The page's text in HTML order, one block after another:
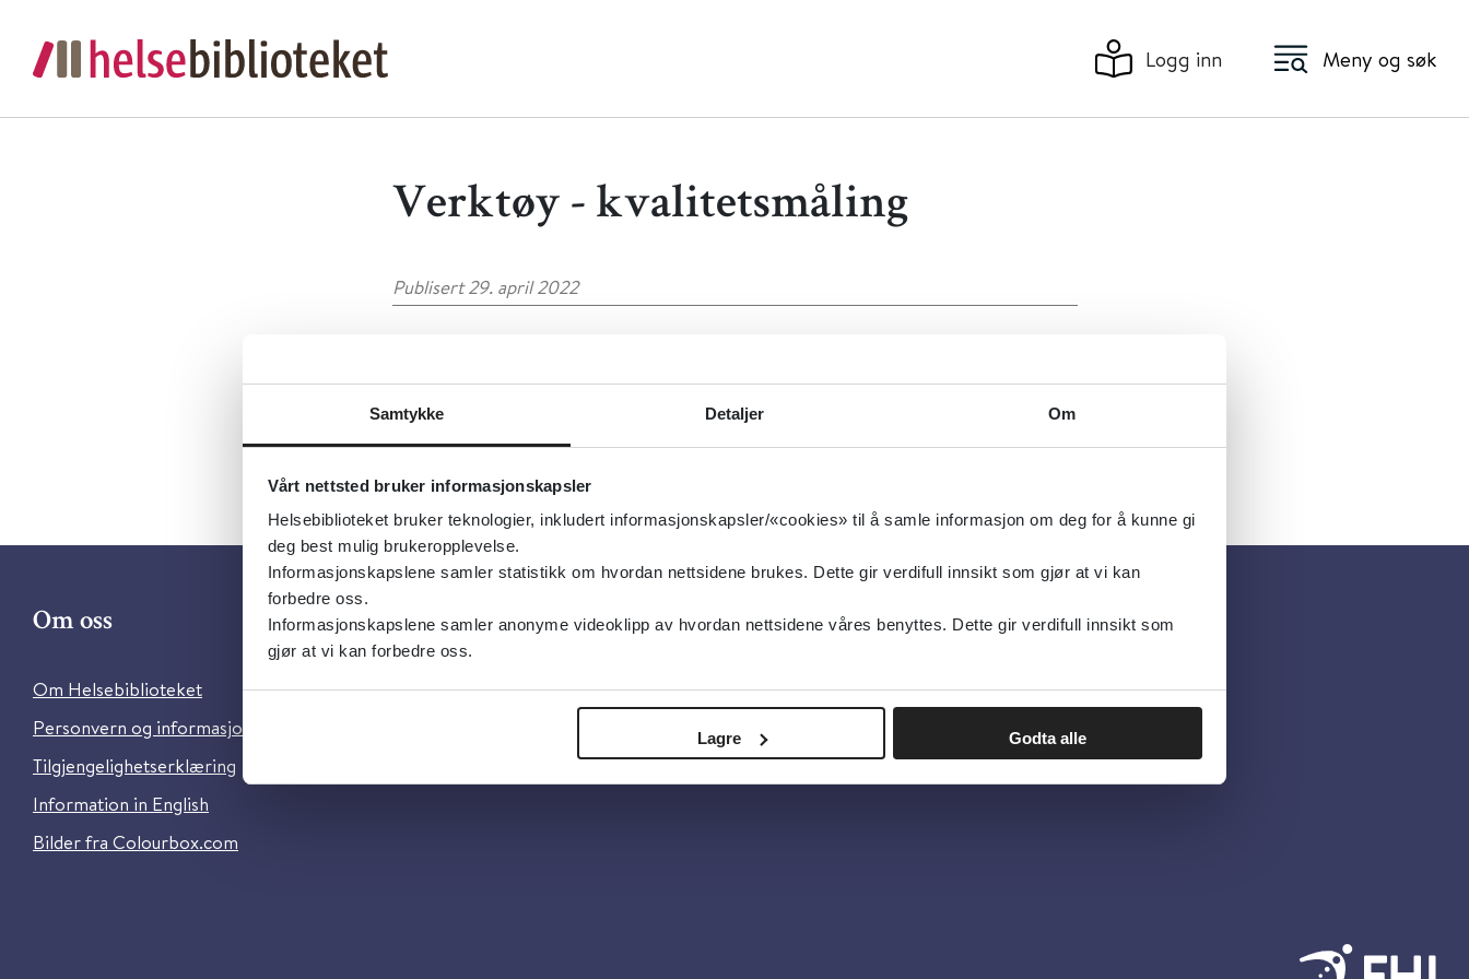
Samtykke Detaljer Om
Vårt nettsted bruker informasjonskapsler
Helsebiblioteket bruker teknologier, inkludert informasjonskapsler/«cookies» til å samle informasjon om deg for å kunne gi
deg best mulig brukeropplevelse.
Informasjonskapslene samler statistikk om hvordan nettsidene brukes. Dette gir verdifull innsikt som gjør at vi kan
forbedre oss.
Informasjonskapslene samler anonyme videoklipp av hvordan nettsidene våres benyttes. Dette gir verdifull innsikt som
gjør at vi kan forbedre oss.
Lagre Godta alle
Logg inn Meny og søk
Verktøy - kvalitetsmåling
Publisert 29. april 2022
Skriv ut
Om oss
Om Helsebiblioteket
Personvern og informasjonskapsler
Tilgjengelighetserklæring
Information in English
Bilder fra Colourbox.com
Kontakt oss
Ansatte i Helsebiblioteket